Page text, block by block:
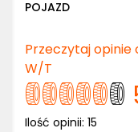
POJAZD
Przeczytaj opinie
W/T
Ilość opinii: 15